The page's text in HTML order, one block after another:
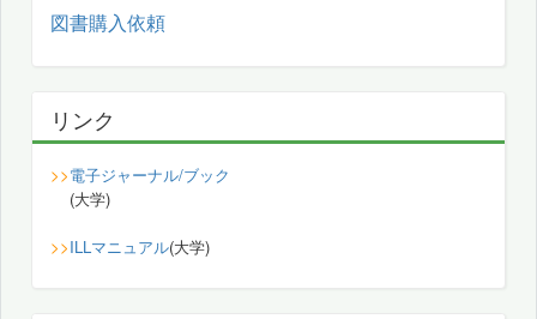
図書購入依頼
リンク
>>電子ジャーナル/ブック
(大学)
>>ILLマニュアル(大学)